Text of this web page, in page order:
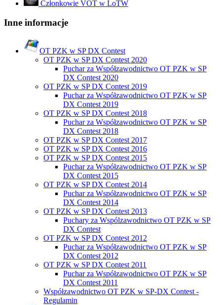
Członkowie VOT w LoTW
Inne informacje
OT PZK w SP DX Contest
OT PZK w SP DX Contest 2020
Puchar za Współzawodnictwo OT PZK w SP
DX Contest 2020
OT PZK w SP DX Contest 2019
Puchar za Współzawodnictwo OT PZK w SP
DX Contest 2019
OT PZK w SP DX Contest 2018
Puchar za Współzawodnictwo OT PZK w SP
DX Contest 2018
OT PZK w SP DX Contest 2017
OT PZK w SP DX Contest 2016
OT PZK w SP DX Contest 2015
Puchar za Współzawodnictwo OT PZK w SP
DX Contest 2015
OT PZK w SP DX Contest 2014
Puchar za Współzawodnictwo OT PZK w SP
DX Contest 2014
OT PZK w SP DX Contest 2013
Puchary za Wspólzawodnictwo OT PZK w SP
DX Contest
OT PZK w SP DX Contest 2012
Puchar za Współzawodnictwo OT PZK w SP
DX Contest 2012
OT PZK w SP DX Contest 2011
Puchar za Współzawodnictwo OT PZK w SP
DX Contest 2011
Współzawodnictwo OT PZK w SP-DX Contest -
Regulamin